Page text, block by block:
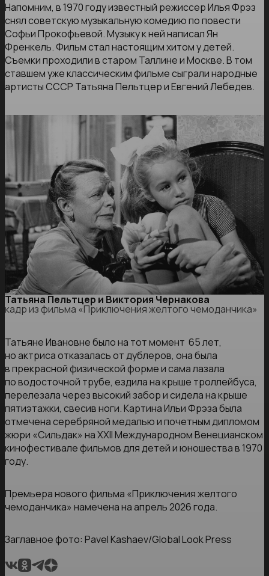
Напомним, в 1970 году известный режиссер Илья Фрэз
снял советскую музыкальную комедию по повести
Софьи Прокофьевой. Музыку к ней написал Ян
Френкель. Фильм стал настоящим хитом у детей.
Съемки проходили в старом Таллине и Москве. В том
ставшем уже классическим фильме сыграли народные
артисты СССР Татьяна Пельтцер и Евгений Лебедев.
Татьяна Пельтцер и Виктория Чернакова
кадр из фильма «Приключения желтого чемоданчика»
Татьяне Ивановне было на тот момент 65 лет,
но актриса отказалась от дублеров, она была
в прекрасной физической форме и сама лазала
по водосточной трубе, ездила на крыше троллейбуса,
перелезала через высокий забор и сидела на крыше
пятиэтажки, свесив ноги. Картина Ильи Фрэза была
отмечена серебряной медалью и почетным дипломом
жюри «Сильдак» на XXII Международном Венецианском
кинофестивале фильмов для детей и юношества в 1970
году.
Премьера нового фильма «Приключения желтого
чемоданчика» намечена на апрель 2026 года.
Заглавное фото: Pavel Kashaev/Global Look Press